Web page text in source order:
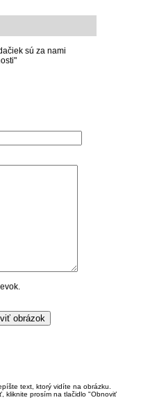
sú za nami
text, ktorý vidíte na obrázku.
kliknite prosím na tlačidlo "Obnoviť